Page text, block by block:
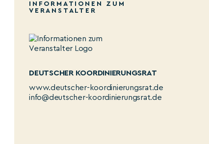
INFORMATIONEN ZUM
VERANSTALTER
DEUTSCHER KOORDINIERUNGSRAT
www.deutscher-koordinierungsrat.de
info@deutscher-koordinierungsrat.de